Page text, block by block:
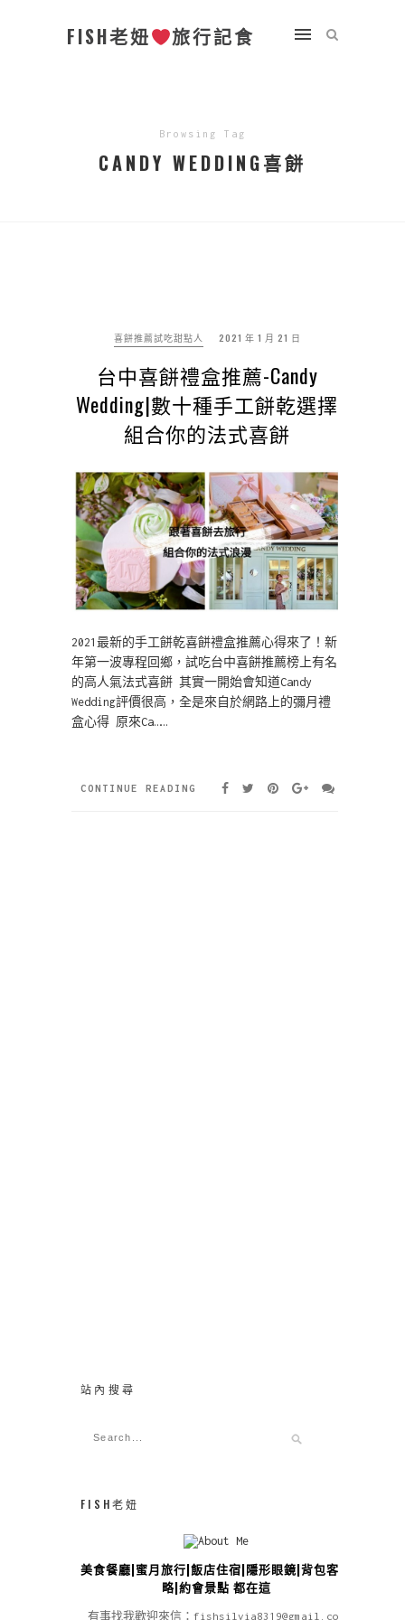
FISH老妞 旅行記食
Browsing Tag
CANDY WEDDING喜餅
喜餅推薦試吃甜點人 2021 年 1 月 21 日
台中喜餅禮盒推薦-Candy
Wedding|數十種手工餅乾選擇
組合你的法式喜餅
2021最新的手工餅乾喜餅禮盒推薦心得來了！新
年第一波專程回鄉，試吃台中喜餅推薦榜上有名
的高人氣法式喜餅 其實一開始會知道Candy
Wedding評價很高，全是來自於網路上的彌月禮
盒心得 原來Ca……
CONTINUE READING
站內搜尋
FISH老妞
美食餐廳|蜜月旅行|飯店住宿|隱形眼鏡|背包客攻
略|約會景點 都在這
有事找我歡迎來信：fishsilvia8319@gmail.com